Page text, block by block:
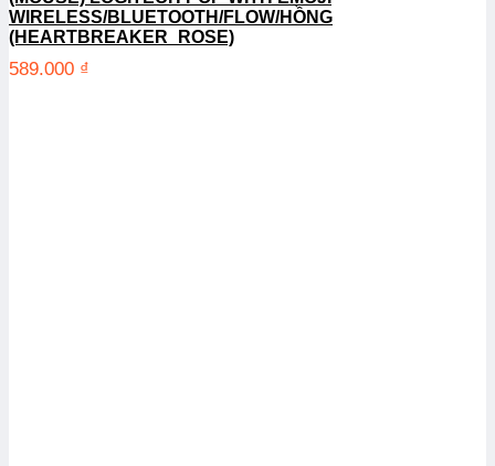
WIRELESS/BLUETOOTH/FLOW/HỒNG
(HEARTBREAKER_ROSE)
589.000 ₫